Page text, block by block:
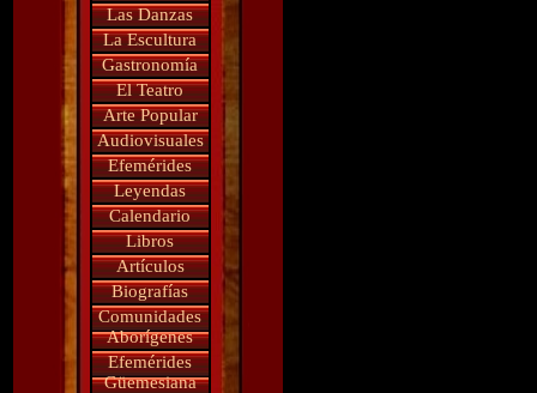
Las Danzas
La Escultura
Gastronomía
El Teatro
Arte Popular
Audiovisuales
Efemérides
Leyendas
Calendario
Libros
Artículos
Biografías
Comunidades
Aborígenes
Efemérides
Güemesiana